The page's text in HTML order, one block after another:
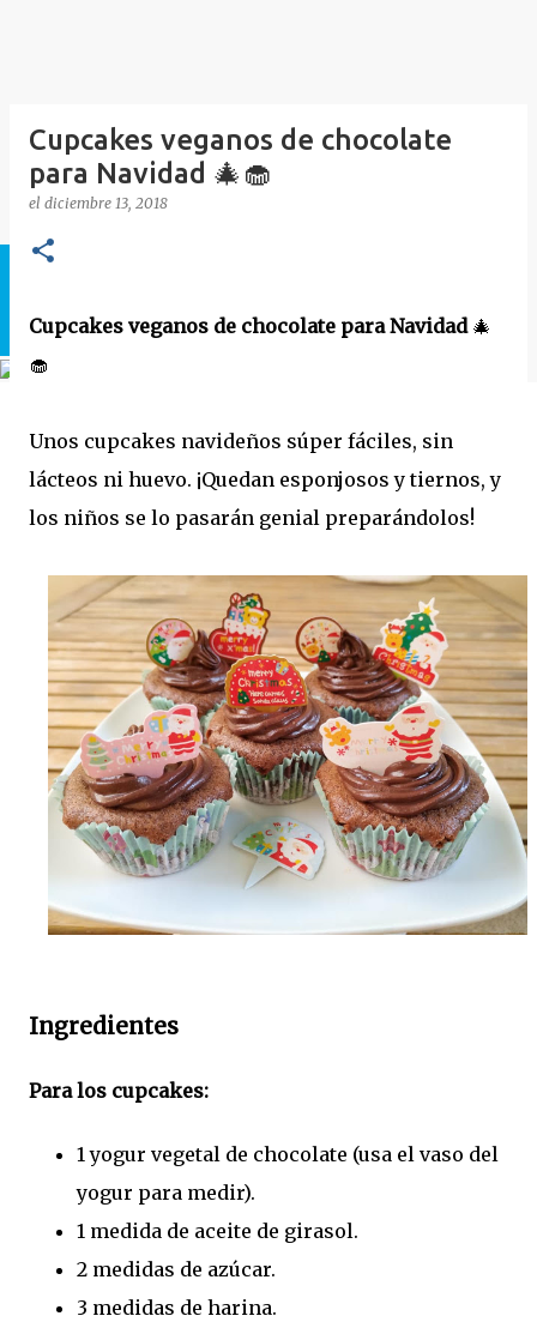
Cupcakes veganos de chocolate
para Navidad 🎄🧁
el diciembre 13, 2018
Cupcakes veganos de chocolate para Navidad🎄
🧁
Unos cupcakes navideños súper fáciles, sin
lácteos ni huevo. ¡Quedan esponjosos y tiernos, y
los niños se lo pasarán genial preparándolos!
Ingredientes
Para los cupcakes:
1 yogur vegetal de chocolate (usa el vaso del
yogur para medir).
1 medida de aceite de girasol.
2 medidas de azúcar.
3 medidas de harina.